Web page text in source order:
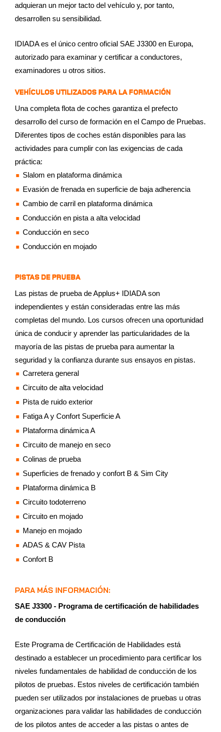
adquieran un mejor tacto del vehículo y, por tanto,
desarrollen su sensibilidad.
IDIADA es el único centro oficial SAE J3300 en Europa,
autorizado para examinar y certificar a conductores,
examinadores u otros sitios.
VEHÍCULOS UTILIZADOS PARA LA FORMACIÓN
Una completa flota de coches garantiza el prefecto
desarrollo del curso de formación en el Campo de Pruebas.
Diferentes tipos de coches están disponibles para las
actividades para cumplir con las exigencias de cada
práctica:
Slalom en plataforma dinámica
Evasión de frenada en superficie de baja adherencia
Cambio de carril en plataforma dinámica
Conducción en pista a alta velocidad
Conducción en seco
Conducción en mojado
PISTAS DE PRUEBA
Las pistas de prueba de Applus+ IDIADA son
independientes y están consideradas entre las más
completas del mundo. Los cursos ofrecen una oportunidad
única de conducir y aprender las particularidades de la
mayoría de las pistas de prueba para aumentar la
seguridad y la confianza durante sus ensayos en pistas.
Carretera general
Circuito de alta velocidad
Pista de ruido exterior
Fatiga A y Confort Superficie A
Plataforma dinámica A
Circuito de manejo en seco
Colinas de prueba
Superficies de frenado y confort B & Sim City
Plataforma dinámica B
Circuito todoterreno
Circuito en mojado
Manejo en mojado
ADAS & CAV Pista
Confort B
PARA MÁS INFORMACIÓN:
SAE J3300 - Programa de certificación de habilidades
de conducción
Este Programa de Certificación de Habilidades está
destinado a establecer un procedimiento para certificar los
niveles fundamentales de habilidad de conducción de los
pilotos de pruebas. Estos niveles de certificación también
pueden ser utilizados por instalaciones de pruebas u otras
organizaciones para validar las habilidades de conducción
de los pilotos antes de acceder a las pistas o antes de